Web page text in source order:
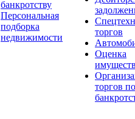
банкротству
Персональная
подборка
недвижимости
торгов
Оценка
торгов по